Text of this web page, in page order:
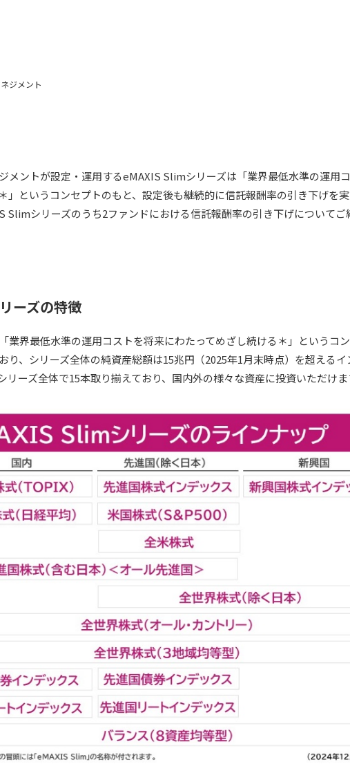
ジメント
メントが設定・運用するeMAXIS Slimシリーズは「業界最低水準の運用
」というコンセプトのもと、設定後も継続的に信託報酬率の引き下げを
Slimシリーズのうち2ファンドにおける信託報酬率の引き下げについてご
ーズの特徴
業界最低水準の運用コストを将来にわたってめざし続ける＊」というコ
り、シリーズ全体の純資産総額は15兆円（2025年1月末時点）を超えるイ
リーズ全体で15本取り揃えており、国内外の様々な資産に投資いただけま